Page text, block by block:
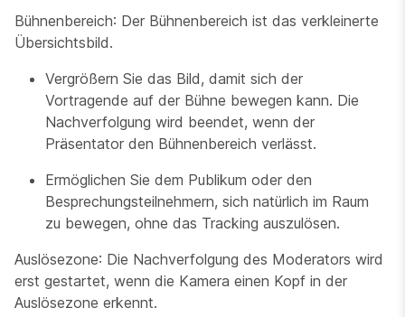
Bühnenbereich: Der Bühnenbereich ist das verkleinerte
Übersichtsbild.
Vergrößern Sie das Bild, damit sich der
Vortragende auf der Bühne bewegen kann. Die
Nachverfolgung wird beendet, wenn der
Präsentator den Bühnenbereich verlässt.
Ermöglichen Sie dem Publikum oder den
Besprechungsteilnehmern, sich natürlich im Raum
zu bewegen, ohne das Tracking auszulösen.
Auslösezone: Die Nachverfolgung des Moderators wird
erst gestartet, wenn die Kamera einen Kopf in der
Auslösezone erkennt.